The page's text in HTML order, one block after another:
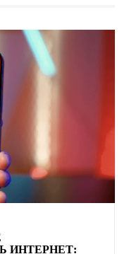
ИНТЕРНЕТ: